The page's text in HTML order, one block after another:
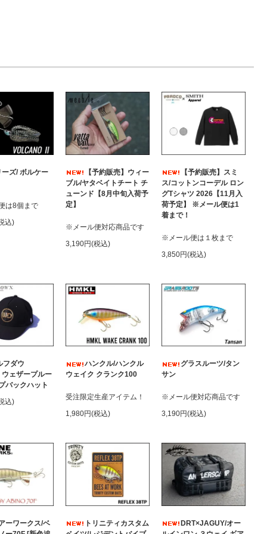
ーズ/ ボルケー
は8個まで
込)
【予約販売】ウィー
ブル/ヤタベイトチート チ
ューンド【8月中旬入荷予
定】
※メール便対応商品です
3,190円(税込)
【予約販売】スミ
ス/コットンコーデル ロン
グTシャツ 2026【11月入
荷予定】 ※メール便は1
着まで！
※メール便は１枚まで
3,850円(税込)
フダウ
ウェザープルー
バックハット
込)
ハンクル/ハンクル
ウェイク クランク100
受注限定生産アイテム！
1,980円(税込)
グラスルーツ/タン
サン
※メール便対応商品です
3,190円(税込)
ーワークス/ベ
トリニティカスタム
DRT×JAGUY/オー